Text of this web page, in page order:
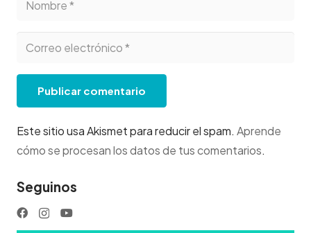
Publicar comentario
Este sitio usa Akismet para reducir el spam. Aprende
cómo se procesan los datos de tus comentarios.
Seguinos